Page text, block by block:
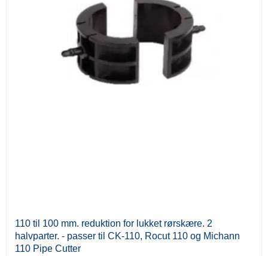
110 til 100 mm. reduktion for lukket rørskære. 2
halvparter. - passer til CK-110, Rocut 110 og Michann
110 Pipe Cutter